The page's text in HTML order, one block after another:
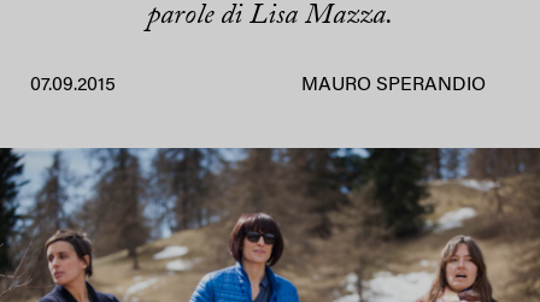
parole di Lisa Mazza.
07.09.2015 MAURO SPERANDIO